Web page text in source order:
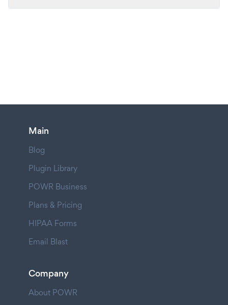
Main
Blog
Plugin Library
POWR Business
Plans & Pricing
HIPAA Forms
Email Blast
Company
About POWR